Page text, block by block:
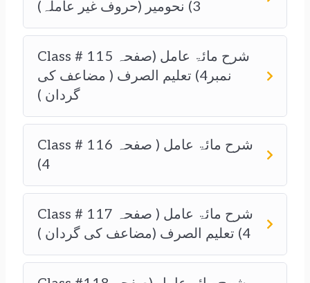
3) نحومیر (حروف غیر عاملہ)
Class # 115 شرح مائۃ عامل (صفحہ
نمبر4) تعلیم الصرف ( مضاعف کی
گردان )
Class # 116 شرح مائۃ عامل ( صفحہ
4)
Class # 117 شرح مائۃ عامل ( صفحہ
4) تعلیم الصرف (مضاعف کی گردان )